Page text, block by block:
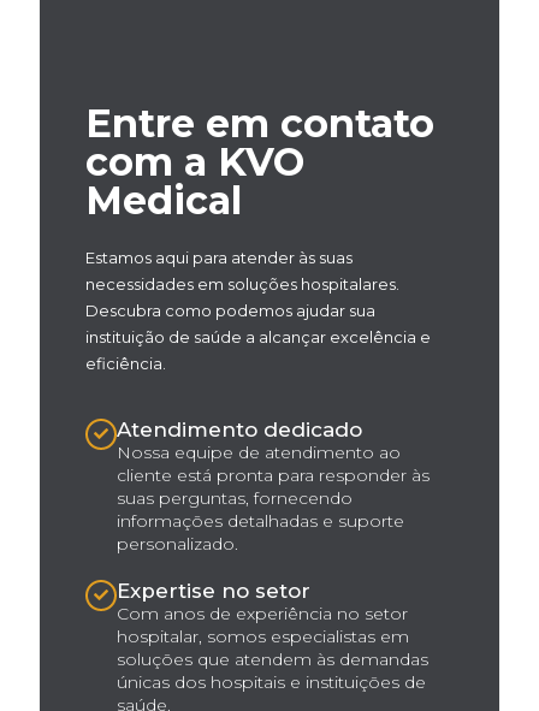
Entre em contato
com a KVO
Medical
Estamos aqui para atender às suas
necessidades em soluções hospitalares.
Descubra como podemos ajudar sua
instituição de saúde a alcançar excelência e
eficiência.
Atendimento dedicado
Nossa equipe de atendimento ao
cliente está pronta para responder às
suas perguntas, fornecendo
informações detalhadas e suporte
personalizado.
Expertise no setor
Com anos de experiência no setor
hospitalar, somos especialistas em
soluções que atendem às demandas
únicas dos hospitais e instituições de
saúde.